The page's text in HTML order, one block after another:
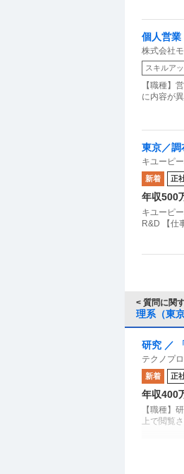
個人営業
ザー・
株式会社
スキルア
【職種】
に内容が
東京／調
キユーピ
新着 正
年収500
キユーピ
R&D 【仕
< 質問に関
理系（東京
研究 ／
テクノプ
新着 正
年収400
【職種】
上で閲覧
法人営